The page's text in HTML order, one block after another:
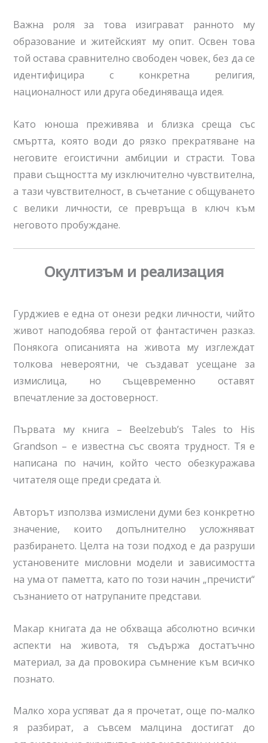
Важна роля за това изиграват ранното му
образование и житейският му опит. Освен това
той остава сравнително свободен човек, без да се
идентифицира с конкретна религия,
националност или друга обединяваща идея.
Като юноша преживява и близка среща със
смъртта, която води до рязко прекратяване на
неговите егоистични амбиции и страсти. Това
прави същността му изключително чувствителна,
а тази чувствителност, в съчетание с общуването
с велики личности, се превръща в ключ към
неговото пробуждане.
Окултизъм и реализация
Гурджиев е една от онези редки личности, чийто
живот наподобява герой от фантастичен разказ.
Понякога описанията на живота му изглеждат
толкова невероятни, че създават усещане за
измислица, но същевременно оставят
впечатление за достоверност.
Първата му книга – Beelzebub’s Tales to His
Grandson – е известна със своята трудност. Тя е
написана по начин, който често обезкуражава
читателя още преди средата ѝ.
Авторът използва измислени думи без конкретно
значение, които допълнително усложняват
разбирането. Целта на този подход е да разруши
установените мисловни модели и зависимостта
на ума от паметта, като по този начин „пречисти“
съзнанието от натрупаните представи.
Макар книгата да не обхваща абсолютно всички
аспекти на живота, тя съдържа достатъчно
материал, за да провокира съмнение към всичко
познато.
Малко хора успяват да я прочетат, още по-малко
я разбират, а съвсем малцина достигат до